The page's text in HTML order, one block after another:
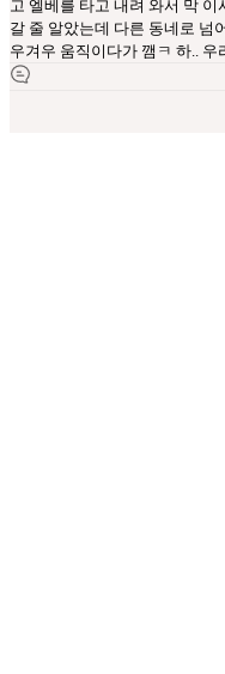
고 엘베를 타고 내려 와서 막
갈 줄 알았는데 다른 동네로 넘
우겨우 움직이다가 깸ㅋ 하..